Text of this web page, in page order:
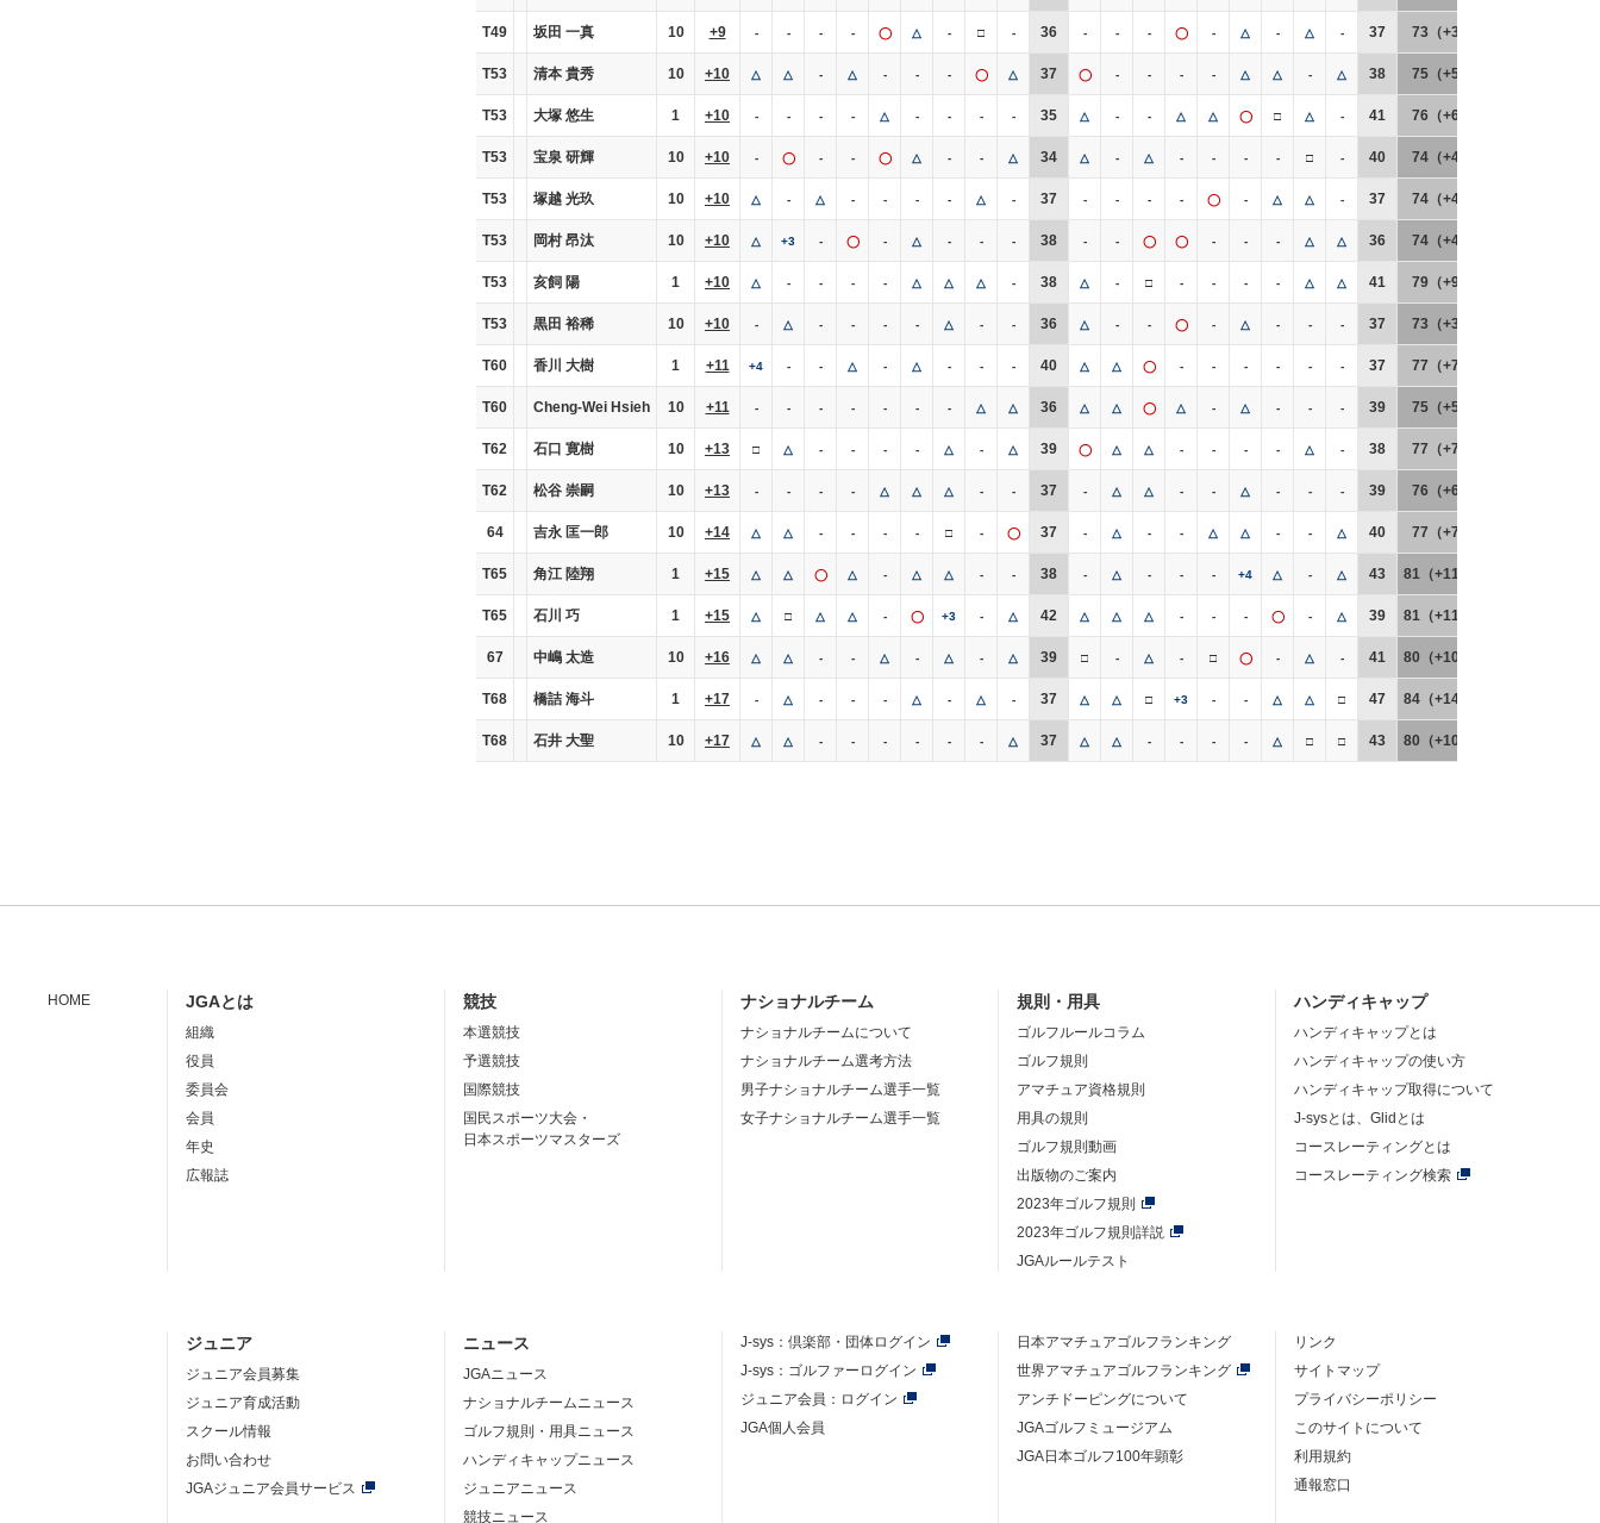
T49 坂田 一真 10 +9 - - - - ◯ △ - □ - 36 - - - ◯ - △ - △ - 37 73（+3）
T53 清本 貴秀 10 +10 △ △ - △ - - - ◯ △ 37 ◯ - - - - △ △ - △ 38 75（+5）
T53 大塚 悠生 1 +10 - - - - △ - - - - 35 △ - - △ △ ◯ □ △ - 41 76（+6）
T53 宝泉 研輝 10 +10 - ◯ - - ◯ △ - - △ 34 △ - △ - - - - □ - 40 74（+4）
T53 塚越 光玖 10 +10 △ - △ - - - - △ - 37 - - - - ◯ - △ △ - 37 74（+4）
T53 岡村 昂汰 10 +10 △ +3 - ◯ - △ - - - 38 - - ◯ ◯ - - - △ △ 36 74（+4）
T53 亥飼 陽 1 +10 △ - - - - △ △ △ - 38 △ - □ - - - - △ △ 41 79（+9）
T53 黒田 裕稀 10 +10 - △ - - - - △ - - 36 △ - - ◯ - △ - - - 37 73（+3）
T60 香川 大樹 1 +11 +4 - - △ - △ - - - 40 △ △ ◯ - - - - - - 37 77（+7）
T60 Cheng-Wei Hsieh 10 +11 - - - - - - - △ △ 36 △ △ ◯ △ - △ - - - 39 75（+5）
T62 石口 寛樹 10 +13 □ △ - - - - △ - △ 39 ◯ △ △ - - - - △ - 38 77（+7）
T62 松谷 崇嗣 10 +13 - - - - △ △ △ - - 37 - △ △ - - △ - - - 39 76（+6）
64 吉永 匡一郎 10 +14 △ △ - - - - □ - ◯ 37 - △ - - △ △ - - △ 40 77（+7）
T65 角江 陸翔 1 +15 △ △ ◯ △ - △ △ - - 38 - △ - - - +4 △ - △ 43 81（+11）
T65 石川 巧 1 +15 △ □ △ △ - ◯ +3 - △ 42 △ △ △ - - - ◯ - △ 39 81（+11）
67 中嶋 太造 10 +16 △ △ - - △ - △ - △ 39 □ - △ - □ ◯ - △ - 41 80（+10）
T68 橋詰 海斗 1 +17 - △ - - - △ - △ - 37 △ △ □ +3 - - △ △ □ 47 84（+14）
T68 石井 大聖 10 +17 △ △ - - - - - - △ 37 △ △ - - - - △ □ □ 43 80（+10）
HOME JGAとは
組織
役員
委員会
会員
年史
広報誌
競技
本選競技
予選競技
国際競技
国民スポーツ大会・
日本スポーツマスターズ
ナショナルチーム
ナショナルチームについて
ナショナルチーム選考方法
男子ナショナルチーム選手一覧
女子ナショナルチーム選手一覧
規則・用具
ゴルフルールコラム
ゴルフ規則
アマチュア資格規則
用具の規則
ゴルフ規則動画
出版物のご案内
2023年ゴルフ規則
2023年ゴルフ規則詳説
JGAルールテスト
ハンディキャップ
ハンディキャップとは
ハンディキャップの使い方
ハンディキャップ取得について
J-sysとは、Glidとは
コースレーティングとは
コースレーティング検索
ジュニア
ジュニア会員募集
ジュニア育成活動
スクール情報
お問い合わせ
JGAジュニア会員サービス
ニュース
JGAニュース
ナショナルチームニュース
ゴルフ規則・用具ニュース
ハンディキャップニュース
ジュニアニュース
競技ニュース
J-sys： 倶楽部・団体ログイン
J-sys：ゴルファーログイン
ジュニア会員：ログイン
JGA個人会員
日本アマチュアゴルフランキング
世界アマチュアゴルフランキング
アンチドーピングについて
JGAゴルフミュージアム
JGA日本ゴルフ100年顕彰
リンク
サイトマップ
プライバシーポリシー
このサイトについて
利用規約
通報窓口